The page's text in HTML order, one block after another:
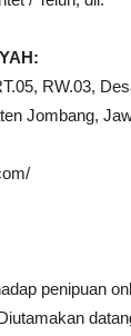
RW.03,
Jombang,
penipuan